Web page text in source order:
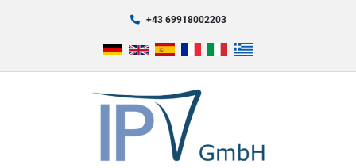
+43 69918002203